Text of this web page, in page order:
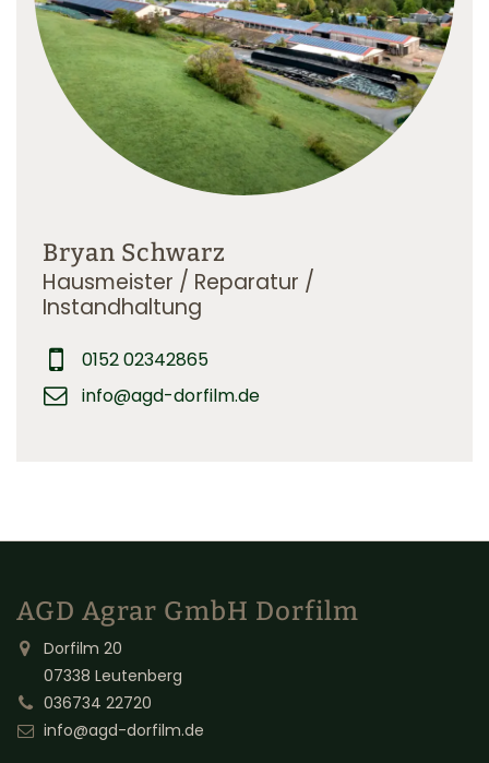
Bryan Schwarz
Hausmeister / Reparatur /
Instandhaltung
0152 02342865
info@agd-dorfilm.de
AGD Agrar GmbH Dorfilm
Dorfilm 20
07338 Leutenberg
036734 22720
info@agd-dorfilm.de